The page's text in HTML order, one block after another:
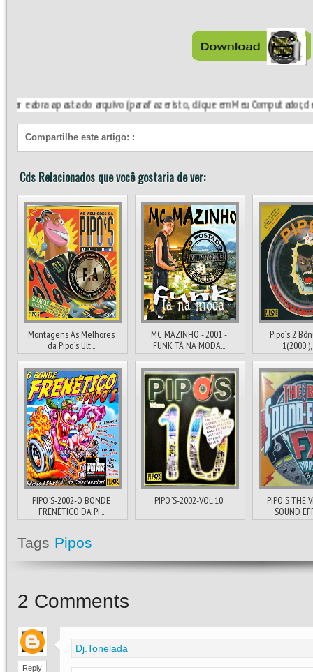
do arquivo (para fazer isto, clique em Meu Computador, depois em
Compartilhe este artigo: :
Cds Relacionados que você gostaria de ver:
Montagens As Melhores
da Pipo´s Ult...
MC MAZINHO - 2001 -
FUNK TÁ NA MODA...
Pipo´s 2
1(2000 ),
PIPO´S-2002-O BONDE
FRENÉTICO DA PI...
PIPO´S-2002-VOL.10
PIPO'S THE
SOUND
Tags Pipos
2 Comments
Reply
Dj.Tonelada